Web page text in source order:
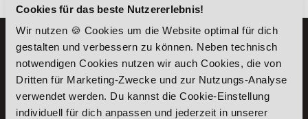
Cookies für das beste Nutzererlebnis!
Wir nutzen 🍪 Cookies um die Website optimal für dich
gestalten und verbessern zu können. Neben technisch
notwendigen Cookies nutzen wir auch Cookies, die von
Dritten für Marketing-Zwecke und zur Nutzungs-Analyse
verwendet werden. Du kannst die Cookie-Einstellung
individuell für dich anpassen und jederzeit in unserer
KONTAKT
07191-22987-0
WhatsApp:
+49 (0) 7191 9513201
INFORMATIONEN
Die Academy
Lehr- und
Lernmethoden
PreisFAIRsprechen